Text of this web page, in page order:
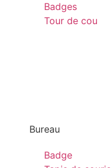
Badges
Tour de cou
Bureau
Badge